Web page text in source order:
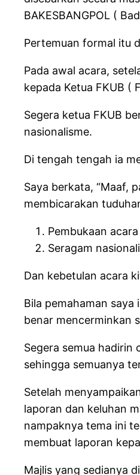
BAKESBANGPOL (
Pertemuan formal itu
Pada awal acara,
kepada Ketua FKUB (
Segera ketua FKUB
nasionalisme.
Di tengah tengah ia
Saya berkata, “Maaf,
membicarakan
Pembukaan
Seragam
Dan kebetulan acara
Bila pemahaman
benar mencerminkan
Segera semua
sehingga semuanya
Setelah
laporan dan keluhan
nampaknya tema ini
membuat laporan
Majlis yang sedianya